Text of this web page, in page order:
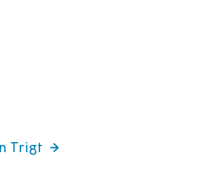
Trigt